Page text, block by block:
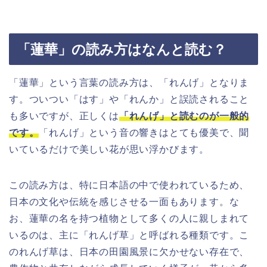
「蓮華」の読み方はなんと読む？
「蓮華」という言葉の読み方は、「れんげ」となりま
す。ついつい「はす」や「れんか」と誤読されること
も多いですが、正しくは「れんげ」と読むのが一般的
です。 「れんげ」という音の響きはとても優美で、聞
いているだけで美しい花が思い浮かびます。
この読み方は、特に日本語の中で使われているため、
日本の文化や伝統を感じさせる一面もあります。な
お、蓮華の名を持つ植物として多くの人に親しまれて
いるのは、主に「れんげ草」と呼ばれる種類です。こ
のれんげ草は、日本の田園風景に欠かせない存在で、